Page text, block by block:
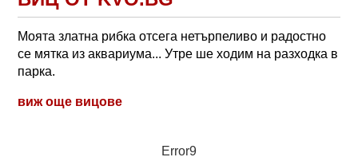
Моята златна рибка отсега нетърпеливо и радостно
се мятка из аквариума... Утре ше ходим на разходка в
парка.
виж още вицове
Error9